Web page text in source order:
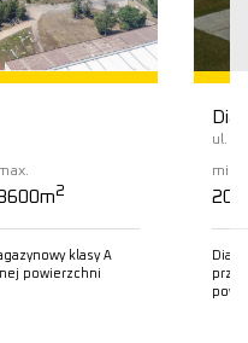
2
klasy A
powierzchni
ul.
min.